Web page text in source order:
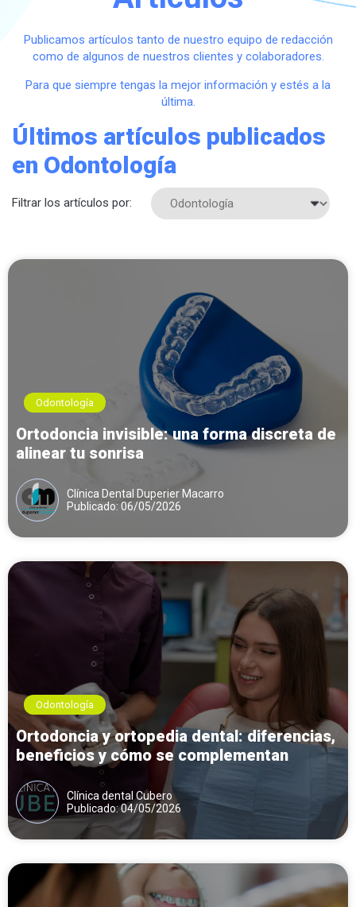
Publicamos artículos tanto de nuestro equipo de redacción
como de algunos de nuestros clientes y colaboradores.
Para que siempre tengas la mejor información y estés a la
última.
Últimos artículos publicados
en Odontología
Filtrar los artículos por:
Odontología
Ortodoncia invisible: una forma discreta de
alinear tu sonrisa
Clínica Dental Duperier Macarro
Publicado: 06/05/2026
Odontología
Ortodoncia y ortopedia dental: diferencias,
beneficios y cómo se complementan
Clínica dental Cubero
Publicado: 04/05/2026